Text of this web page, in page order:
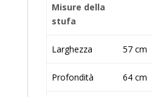
Misure della
stufa
Larghezza 57 cm
Profondità 64 cm